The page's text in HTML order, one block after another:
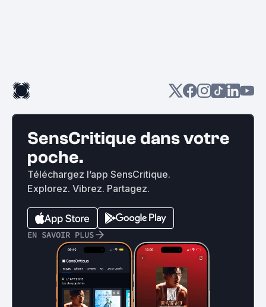
SensCritique dans votre
poche.
Téléchargez l’app SensCritique.
Explorez. Vibrez. Partagez.
EN SAVOIR PLUS